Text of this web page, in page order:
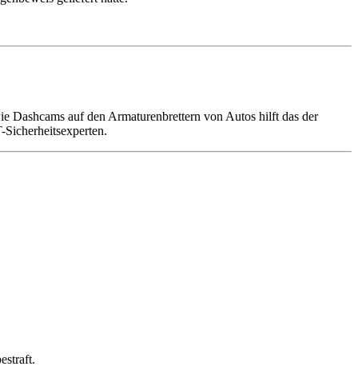
Dashcams auf den Armaturenbrettern von Autos hilft das der